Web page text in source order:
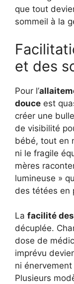
que tout
sommeil à la
et des
Pour l’
douce est
créer une
de visibilité
bébé, tout en
ni le fragile
mères
lumineuse »
des tétées en
La facilité
décuplée.
dose de
imprévu
ni
Plusieurs